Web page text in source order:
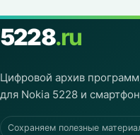
5228.ru
Цифровой архив
для Nokia 5228 и
Сохраняем полезные